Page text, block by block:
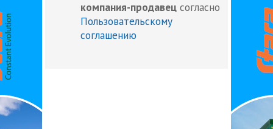
компания-продавец согласно
Пользовательскому
соглашению